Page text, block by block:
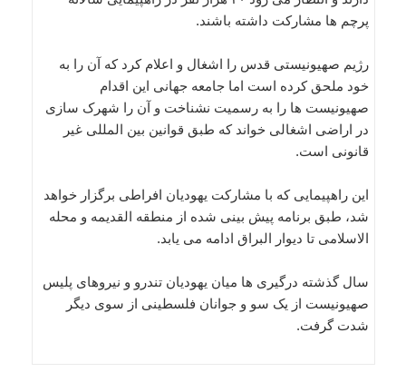
پرچم ها مشارکت داشته باشند.
رژیم صهیونیستی قدس را اشغال و اعلام کرد که آن را به
خود ملحق کرده است اما جامعه جهانی این اقدام
صهیونیست ها را به رسمیت نشناخت و آن را شهرک سازی
در اراضی اشغالی خواند که طبق قوانین بین المللی غیر
قانونی است.
این راهپیمایی که با مشارکت یهودیان افراطی برگزار خواهد
شد، طبق برنامه پیش بینی شده از منطقه القدیمه و محله
الاسلامی تا دیوار البراق ادامه می یابد.
سال گذشته درگیری ها میان یهودیان تندرو و نیروهای پلیس
صهیونیست از یک سو و جوانان فلسطینی از سوی دیگر
شدت گرفت.